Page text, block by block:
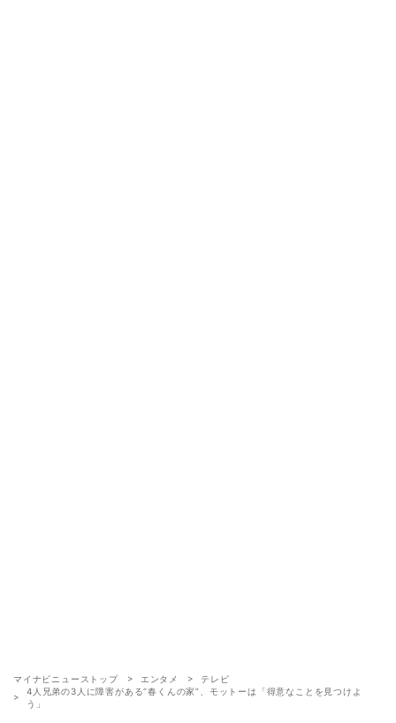
マイナビニューストップ エンタメ
テレビ
4人兄弟の3人に障害がある“春くんの家”、モットーは「得意なことを見つけよ
う」